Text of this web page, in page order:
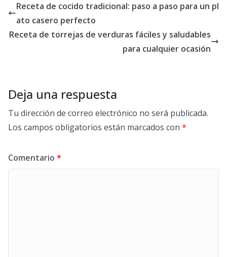
Receta de cocido tradicional: paso a paso para un pl
ato casero perfecto
Receta de torrejas de verduras fáciles y saludables
para cualquier ocasión
Deja una respuesta
Tu dirección de correo electrónico no será publicada.
Los campos obligatorios están marcados con *
Comentario *